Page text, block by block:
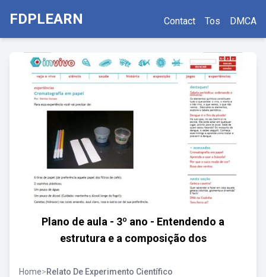
FDPLEARN Contact Tos DMCA
Plano de aula - 3º ano - Entendendo a
estrutura e a composição dos
Home>Relato De Experimento Científico